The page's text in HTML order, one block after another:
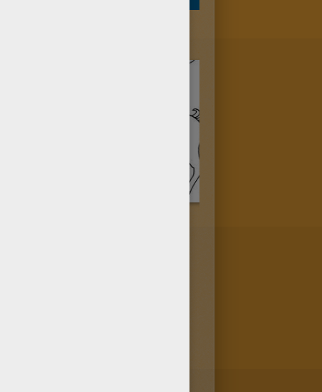
muchos más!
los códigos de colores
muchos dibujos para pintar